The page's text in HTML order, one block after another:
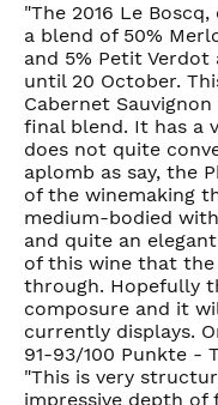
"The 2016 Le
a blend of 50%
and 5% Petit
until 20 October.
Cabernet
final blend. It has a
does not quite
aplomb as say, the
of the winemaking
medium-bodied
and quite an
of this wine that
through. Hopefully
composure and it
currently displays.
91-93/100 Punkte -
"This is very
impressive depth of